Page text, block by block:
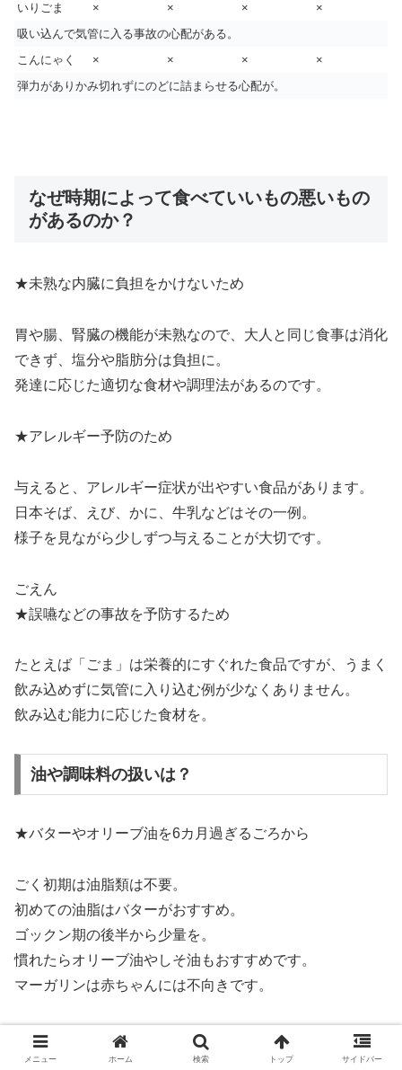
いりごま
× × ×
×
吸い込んで気管に入る事故の心配がある。
こんにゃく
× × ×
×
弾力がありかみ切れずにのどに詰まらせる心配が。
なぜ時期によって食べていいもの悪いもの
があるのか？
★未熟な内臓に負担をかけないため
胃や腸、腎臓の機能が未熟なので、大人と同じ食事は消化
できず、塩分や脂肪分は負担に。
発達に応じた適切な食材や調理法があるのです。
★アレルギー予防のため
与えると、アレルギー症状が出やすい食品があります。
日本そば、えび、かに、牛乳などはその一例。
様子を見ながら少しずつ与えることが大切です。
ごえん
★誤嚥などの事故を予防するため
たとえば「ごま」は栄養的にすぐれた食品ですが、うまく
飲み込めずに気管に入り込む例が少なくありません。
飲み込む能力に応じた食材を。
油や調味料の扱いは？
★バターやオリーブ油を6カ月過ぎるごろから
ごく初期は油脂類は不要。
初めての油脂はバターがおすすめ。
ゴックン期の後半から少量を。
慣れたらオリーブ油やしそ油もおすすめです。
マーガリンは赤ちゃんには不向きです。
★調味料は不要。使う場合はごく少量を
メニュー ホーム 検索 トップ サイドバー